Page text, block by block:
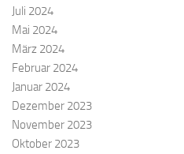
Juli 2024
Mai 2024
März 2024
Februar 2024
Januar 2024
Dezember 2023
November 2023
Oktober 2023